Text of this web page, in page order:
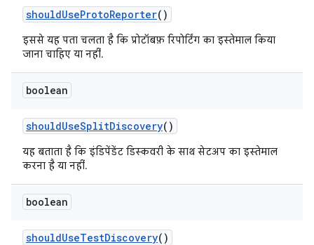
shouldUseProtoReporter()
इससे यह पता चलता है कि प्रोटॉबफ़ रिपोर्टिंग का इस्तेमाल किया
जाना चाहिए या नहीं.
boolean
shouldUseSplitDiscovery()
यह बताता है कि इंडिपेंडेंट डिस्कवरी के साथ सेटअप का इस्तेमाल
करना है या नहीं.
boolean
shouldUseTestDiscovery()